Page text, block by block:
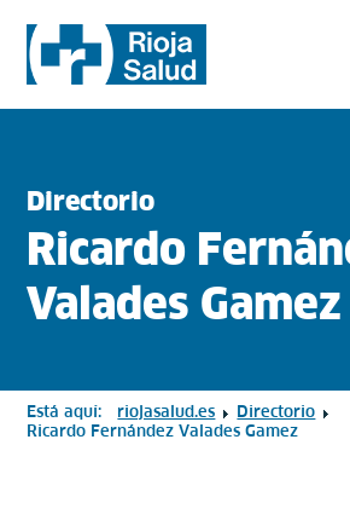
Directorio
Ricardo
Valades Gamez
Está aquí: riojasalud.es
Directorio
Ricardo Fernández Valades Gamez